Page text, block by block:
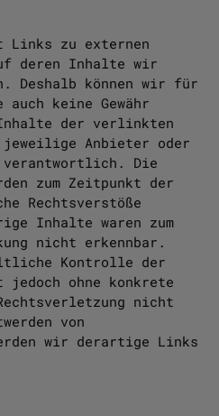
Links zu externen
deren Inhalte wir
Deshalb können wir für
keine Gewähr
der verlinkten
Anbieter oder
Die
zum Zeitpunkt der
Rechtsverstöße
Inhalte waren zum
nicht erkennbar.
Kontrolle der
ohne konkrete
nicht
von
wir derartige Links